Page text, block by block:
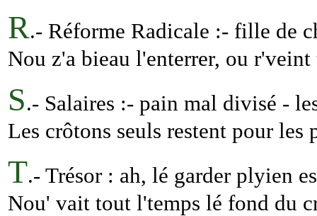
R.- Réforme Radicale :- fille de
Nou z'a bieau l'enterrer, ou
S.- Salaires :- pain mal divisé -
Les crôtons seuls restent pour les
T.- Trésor : ah, lé garder plyien
Nou' vait tout l'temps lé fond du